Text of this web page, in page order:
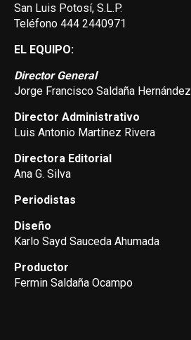
San Luis Potosí, S.L.P.
Teléfono 444 2440971
EL EQUIPO:
Director General
Jorge Francisco Saldaña Hernández
Director Administrativo
Luis Antonio Martínez Rivera
Directora Editorial
Ana G. Silva
Periodistas
Diseño
Karlo Sayd Sauceda Ahumada
Productor
Fermin Saldaña Ocampo